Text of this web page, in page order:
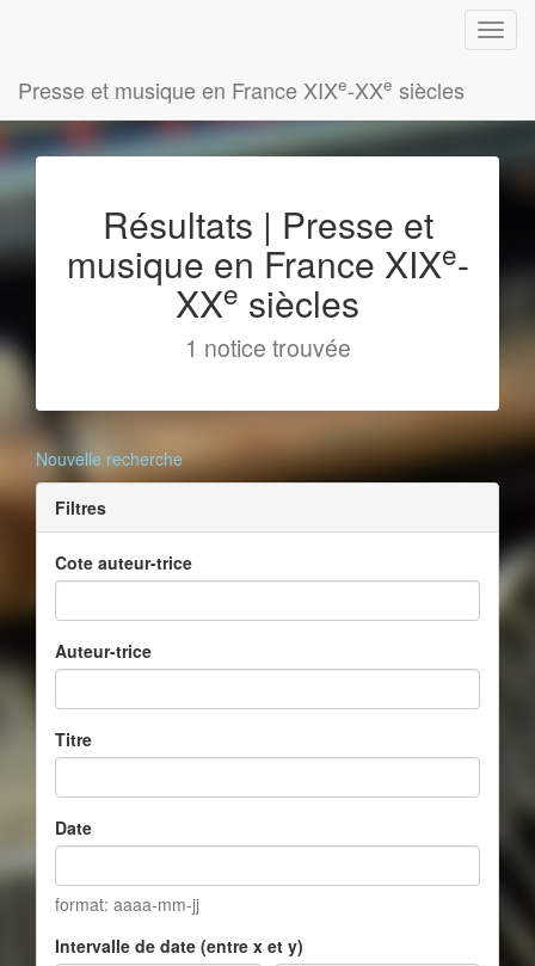
Presse et musique en France XIXe-XXe siècles
Résultats | Presse et
musique en France XIXe-
XXe siècles
1 notice trouvée
Nouvelle recherche
Filtres
Cote auteur-trice
Auteur-trice
Titre
Date
format: aaaa-mm-jj
Intervalle de date (entre x et y)